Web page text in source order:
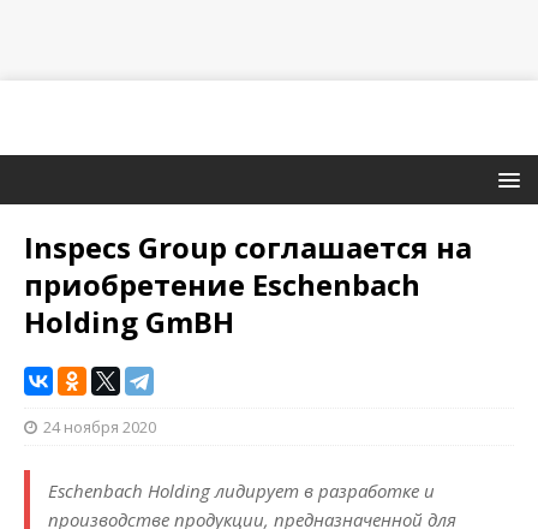
Inspecs Group соглашается на
приобретение Eschenbach
Holding GmBH
24 ноября 2020
Eschenbach Holding лидирует в разработке и
производстве продукции, предназначенной для